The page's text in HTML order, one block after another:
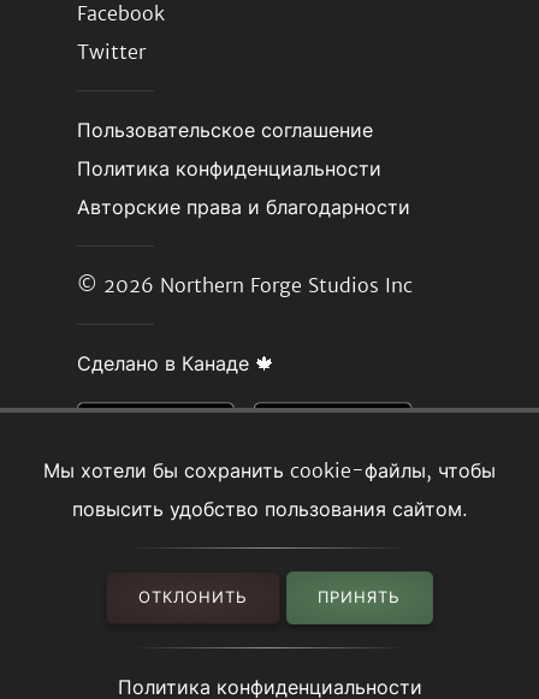
Мы хотели бы сохранить cookie-файлы, чтобы
повысить удобство пользования сайтом.
ОТКЛОНИТЬ ПРИНЯТЬ
Политика конфиденциальности
Facebook
Twitter
Пользовательское соглашение
Политика конфиденциальности
Авторские права и благодарности
© 2026 Northern Forge Studios Inc
Сделано в Канаде 🍁